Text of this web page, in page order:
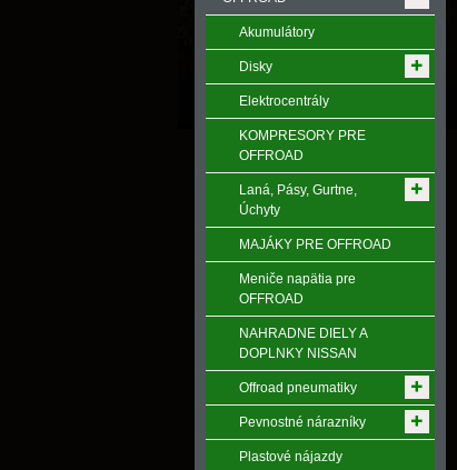
Akumulátory
Disky
Elektrocentrály
KOMPRESORY PRE
OFFROAD
Laná, Pásy, Gurtne,
Úchyty
MAJÁKY PRE OFFROAD
Meniče napӓtia pre
OFFROAD
NAHRADNE DIELY A
DOPLNKY NISSAN
Offroad pneumatiky
Pevnostné nárazníky
Plastové nájazdy